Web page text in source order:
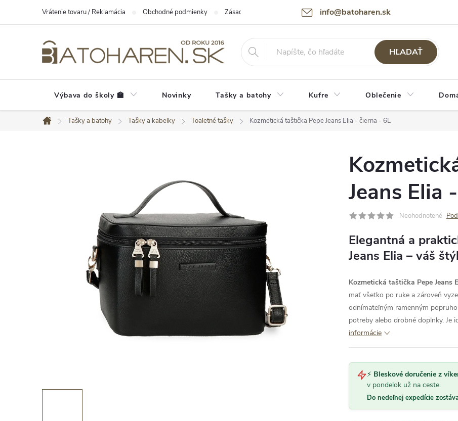
info@batoharen.sk
Vrátenie tovaru / Reklamácia Obchodné podmienky Zásady spracovania osobných údajov (GDPR) Podmienky použitia webu
HĽADAŤ
Výbava do školy 🏫 Novinky Tašky a batohy Kufre Oblečenie
Domov
Tašky a batohy Tašky a kabelky Toaletné tašky Kozmetická taštička Pepe Jeans Elia - čierna - 6L
Jeans Elia
Neohodnotené
Elegantná a
Jeans Elia – váš
Kozmetická taštička Pepe Jeans
mať všetko po ruke a zároveň
odnímateľným ramenným
potreby alebo drobné doplnky. Je
informácie
⚡ Bleskové doručenie z
v pondelok už na ceste.
Do nedeľnej expedície